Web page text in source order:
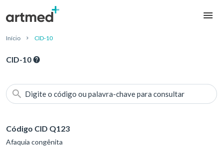
Início CID-10
CID-10
Digite o código ou palavra-chave para consultar
Código CID Q123
Afaquia congênita